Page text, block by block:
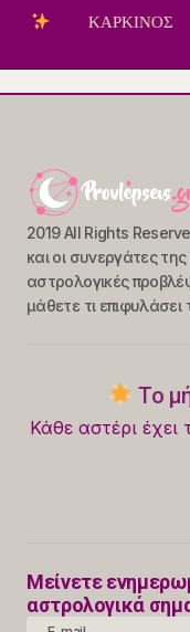
ΚΑΡΚΙΝΟΣ
2019 All Rights
και οι συνεργάτες
αστρολογικές
μάθετε τι
Το
Κάθε αστέρι έχει
Μείνετε
αστρολογικά